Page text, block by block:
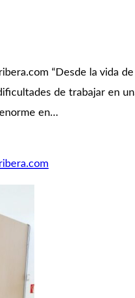
“Desde la vida
de trabajar en
en…